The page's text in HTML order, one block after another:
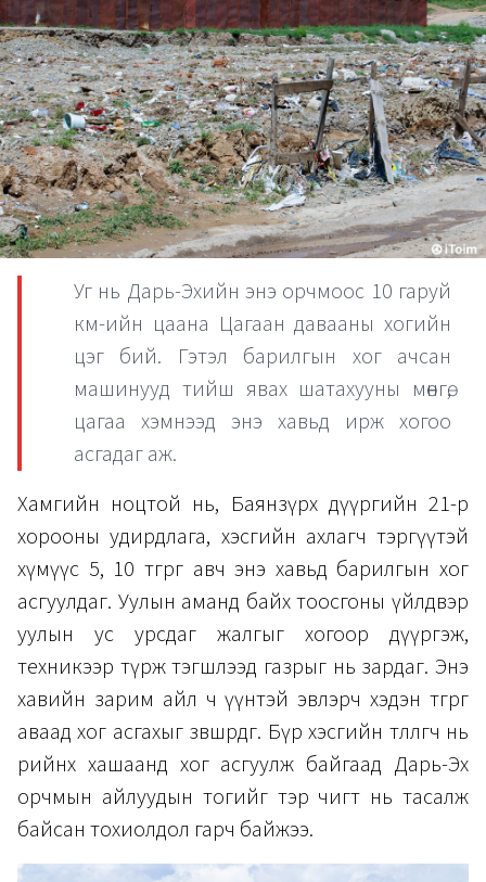
Уг нь Дарь-Эхийн энэ орчмоос 10 гаруй
км-ийн цаана Цагаан давааны хогийн
цэг бий. Гэтэл барилгын хог ачсан
машинууд тийш явах шатахууны мөнгө,
цагаа хэмнээд энэ хавьд ирж хогоо
асгадаг аж.
Хамгийн ноцтой нь, Баянзүрх дүүргийн 21-р
хорооны удирдлага, хэсгийн ахлагч тэргүүтэй
хүмүүс 5, 10 төгрөг авч энэ хавьд барилгын хог
асгуулдаг. Уулын аманд байх тоосгоны үйлдвэр
уулын ус урсдаг жалгыг хогоор дүүргэж,
техникээр түрж тэгшлээд газрыг нь зардаг. Энэ
хавийн зарим айл ч үүнтэй эвлэрч хэдэн төгрөг
аваад хог асгахыг зөвшөөрдөг. Бүр хэсгийн төлөөлөгч нь
өөрийнхөө хашаанд хог асгуулж байгаад Дарь-Эх
орчмын айлуудын тогийг тэр чигт нь тасалж
байсан тохиолдол гарч байжээ.